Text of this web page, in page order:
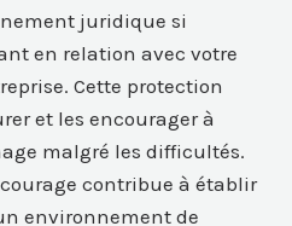
juridique si
en relation avec votre
Cette protection
et les encourager à
malgré les difficultés.
contribue à établir
environnement de